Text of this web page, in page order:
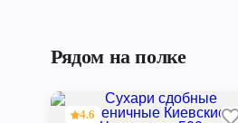
Рядом на полке
4.6